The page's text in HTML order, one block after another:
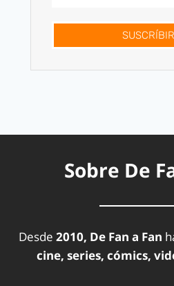
Sobre De
Desde 2010, De Fan a Fan
cine, series, cómics,